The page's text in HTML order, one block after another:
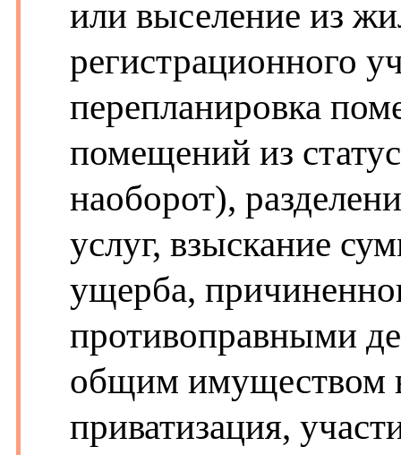
или выселение из
регистрационного
перепланировка
помещений из
наоборот),
услуг, взыскание
ущерба,
противоправными
общим имуществом
приватизация,